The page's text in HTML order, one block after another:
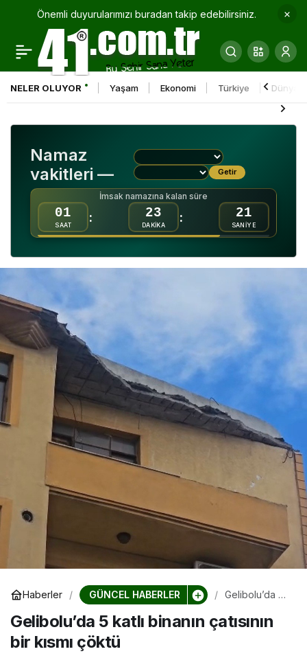
Önemli duyurularımızı buradan takip edebilirsiniz.
NELER OLUYOR Yaşam Ekonomi Türkiye Dünya
Namaz
vakitleri —
Getir
İmsak namazına kalan süre
01
SAAT
: 23
DAKİKA
: 19
SANİYE
Haberler GÜNCEL HABERLER
Gelibolu’da 5
çatısının bir
kısmı çöktü
Gelibolu’da 5 katlı binanın çatısının
bir kısmı çöktü
Dilara’nın dedesi
konuştu: “Hastaneden
çıkar çıkmaz mezarlığa
0 Paylaş